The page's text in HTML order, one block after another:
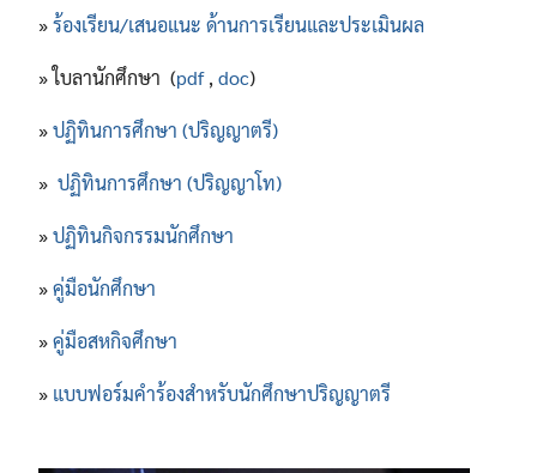
»ร้องเรียน/เสนอแนะ ด้านการเรียนและประเมินผล
» ใบลานักศึกษา (pdf, doc)
»ปฏิทินการศึกษา (ปริญญาตรี)
» ปฏิทินการศึกษา (ปริญญาโท)
»ปฏิทินกิจกรรมนักศึกษา
»คู่มือนักศึกษา
»คู่มือสหกิจศึกษา
» แบบฟอร์มคำร้องสำหรับนักศึกษาปริญญาตรี